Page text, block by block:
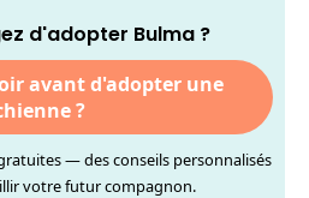
d'adopter Bulma ?
avant d'adopter une
?
— des conseils personnalisés
votre futur compagnon.